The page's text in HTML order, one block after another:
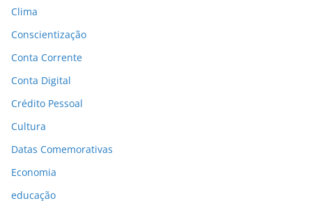
Clima
Conscientização
Conta Corrente
Conta Digital
Crédito Pessoal
Cultura
Datas Comemorativas
Economia
educação